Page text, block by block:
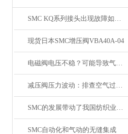
SMC KQ系列接头出现故障如何处理，KQ接头原装正品
现货日本SMC增压阀VBA40A-04
电磁阀电压不稳？可能导致气缸与锁定阀动作紊乱
减压阀压力波动：排查空气过滤器是否存在堵塞
SMC的发展带动了我国纺织业的发展
SMC自动化和气动的无缝集成